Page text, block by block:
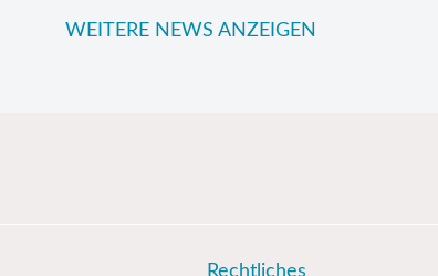
WEITERE NEWS ANZEIGEN
Rechtliches